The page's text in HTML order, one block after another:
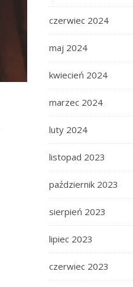
czerwiec 2024
maj 2024
kwiecień 2024
marzec 2024
luty 2024
listopad 2023
październik 2023
sierpień 2023
lipiec 2023
czerwiec 2023